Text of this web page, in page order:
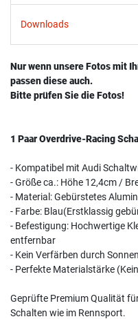
Downloads
Nur wenn unsere Fotos mit
passen diese auch.
Bitte prüfen Sie die Fotos!
1 Paar Overdrive-Racing
- Kompatibel mit Audi
- Größe ca.: Höhe 12,4cm /
- Material: Gebürstetes
- Farbe: Blau(Erstklassig
- Befestigung: Hochwertige
entfernbar
- Kein Verfärben durch
- Perfekte Materialstärke
Geprüfte Premium Qualität
Schalten wie im Rennsport.